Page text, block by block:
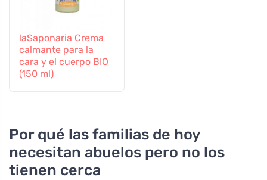
laSaponaria Crema
calmante para la
cara y el cuerpo BIO
(150 ml)
Por qué las familias de hoy
necesitan abuelos pero no los
tienen cerca